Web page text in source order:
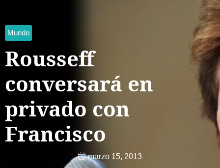
Mundo
Rousseff
conversará en
privado con
Francisco
marzo 15, 2013